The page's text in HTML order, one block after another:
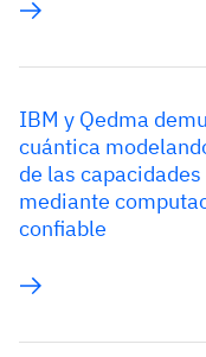
IBM y Qedma
cuántica
de las
mediante
confiable